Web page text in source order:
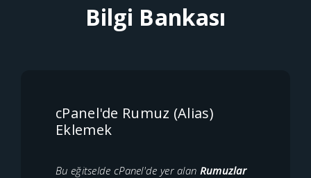
Bilgi Bankası
cPanel'de Rumuz (Alias)
Eklemek
Bu eğitselde cPanel'de yer alan Rumuzlar